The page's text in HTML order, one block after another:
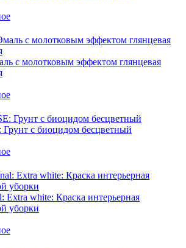
с молотковым эффектом глянцевая
с биоцидом бесцветный
Extra white: Краска интерьерная
уборки